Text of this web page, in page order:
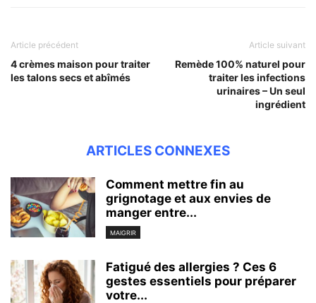
Article précédent
4 crèmes maison pour traiter
les talons secs et abîmés
Article suivant
Remède 100% naturel pour
traiter les infections
urinaires – Un seul
ingrédient
ARTICLES CONNEXES
Comment mettre fin au
grignotage et aux envies de
manger entre...
MAIGRIR
Fatigué des allergies ? Ces 6
gestes essentiels pour préparer
votre...